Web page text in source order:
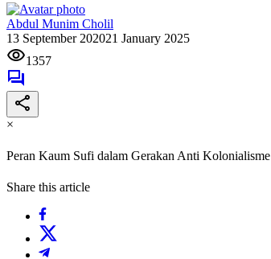
Abdul Munim Cholil
13 September 202021 January 2025
1357
×
Peran Kaum Sufi dalam Gerakan Anti Kolonialisme
Share this article